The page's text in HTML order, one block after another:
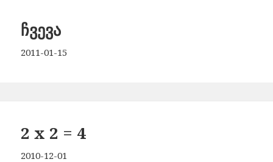
ჩვევა
2011-01-15
2 x 2 = 4
2010-12-01